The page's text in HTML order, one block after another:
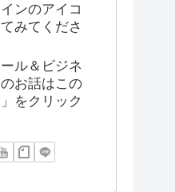
ンのアイコ
みてくださ
ル＆ビジネ
お話はこの
をクリック